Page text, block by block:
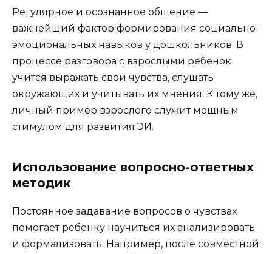
Регулярное и осознанное общение —
важнейший фактор формирования социально-
эмоциональных навыков у дошкольников. В
процессе разговора с взрослыми ребенок
учится выражать свои чувства, слушать
окружающих и учитывать их мнения. К тому же,
личный пример взрослого служит мощным
стимулом для развития ЭИ.
Использование вопросно-ответных
методик
Постоянное задавание вопросов о чувствах
помогает ребенку научиться их анализировать
и формализовать. Например, после совместной